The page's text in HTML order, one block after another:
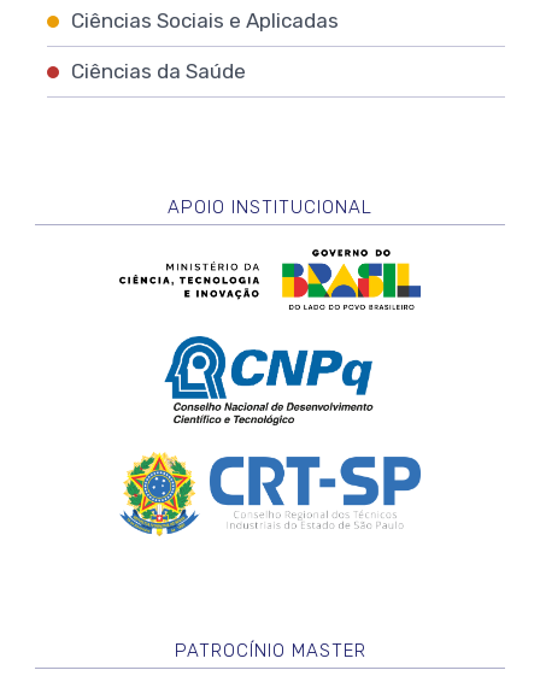
Ciências Sociais e Aplicadas
Ciências da Saúde
APOIO INSTITUCIONAL
PATROCÍNIO MASTER